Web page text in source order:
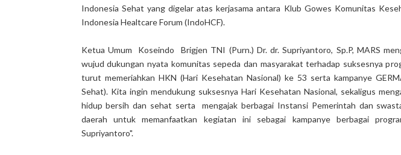
Indonesia Sehat yang digelar atas kerjasama antara Klub Gowes Komunitas
Indonesia Healtcare Forum (IndoHCF).
Ketua Umum Koseindo Brigjen TNI (Purn.) Dr. dr. Supriyantoro, Sp.P, MARS
wujud dukungan nyata komunitas sepeda dan masyarakat terhadap suksesnya
turut memeriahkan HKN (Hari Kesehatan Nasional) ke 53 serta kampanye
Sehat). Kita ingin mendukung suksesnya Hari Kesehatan Nasional, sekaligus
hidup bersih dan sehat serta mengajak berbagai Instansi Pemerintah dan
daerah untuk memanfaatkan kegiatan ini sebagai kampanye berbagai
Supriyantoro".